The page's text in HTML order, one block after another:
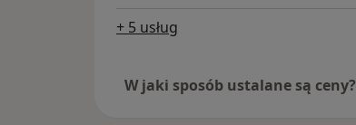
+ 5 usług
W jaki sposób ustalane są ceny?